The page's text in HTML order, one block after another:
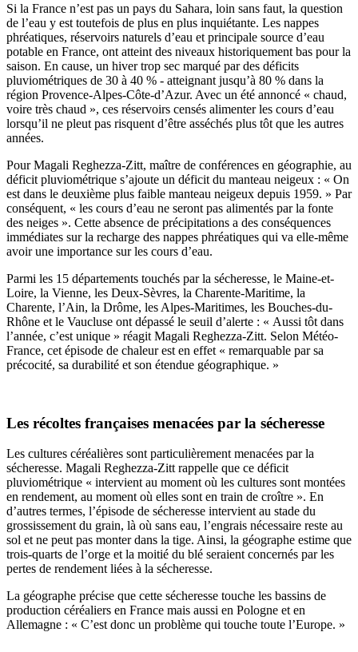
Si la France n’est pas un pays du Sahara, loin sans faut, la question
de l’eau y est toutefois de plus en plus inquiétante. Les nappes
phréatiques, réservoirs naturels d’eau et principale source d’eau
potable en France, ont atteint des niveaux historiquement bas pour la
saison. En cause, un hiver trop sec marqué par des déficits
pluviométriques de 30 à 40 % - atteignant jusqu’à 80 % dans la
région Provence-Alpes-Côte-d’Azur. Avec un été annoncé « chaud,
voire très chaud », ces réservoirs censés alimenter les cours d’eau
lorsqu’il ne pleut pas risquent d’être asséchés plus tôt que les autres
années.
Pour Magali Reghezza-Zitt, maître de conférences en géographie, au
déficit pluviométrique s’ajoute un déficit du manteau neigeux : « On
est dans le deuxième plus faible manteau neigeux depuis 1959. » Par
conséquent, « les cours d’eau ne seront pas alimentés par la fonte
des neiges ». Cette absence de précipitations a des conséquences
immédiates sur la recharge des nappes phréatiques qui va elle-même
avoir une importance sur les cours d’eau.
Parmi les 15 départements touchés par la sécheresse, le Maine-et-
Loire, la Vienne, les Deux-Sèvres, la Charente-Maritime, la
Charente, l’Ain, la Drôme, les Alpes-Maritimes, les Bouches-du-
Rhône et le Vaucluse ont dépassé le seuil d’alerte : « Aussi tôt dans
l’année, c’est unique » réagit Magali Reghezza-Zitt. Selon Météo-
France, cet épisode de chaleur est en effet « remarquable par sa
précocité, sa durabilité et son étendue géographique. »
Les récoltes françaises menacées par la sécheresse
Les cultures céréalières sont particulièrement menacées par la
sécheresse. Magali Reghezza-Zitt rappelle que ce déficit
pluviométrique « intervient au moment où les cultures sont montées
en rendement, au moment où elles sont en train de croître ». En
d’autres termes, l’épisode de sécheresse intervient au stade du
grossissement du grain, là où sans eau, l’engrais nécessaire reste au
sol et ne peut pas monter dans la tige. Ainsi, la géographe estime que
trois-quarts de l’orge et la moitié du blé seraient concernés par les
pertes de rendement liées à la sécheresse.
La géographe précise que cette sécheresse touche les bassins de
production céréaliers en France mais aussi en Pologne et en
Allemagne : « C’est donc un problème qui touche toute l’Europe. »